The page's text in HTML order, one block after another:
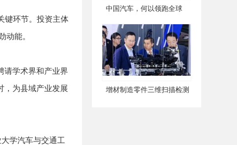
键环节。投资主体
动能。
学术界和产业界
，为县域产业发展
学汽车与交通工
中国汽车，何以领跑全球
增材制造零件三维扫描检测